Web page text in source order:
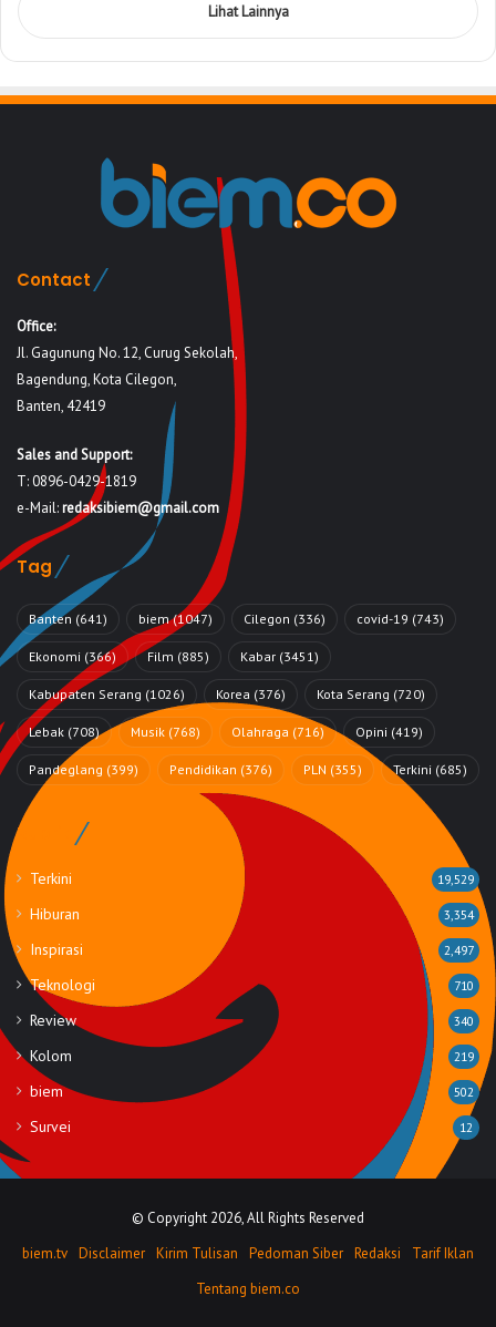
Lihat Lainnya
Contact
Office:
Jl. Gagunung No. 12, Curug Sekolah,
Bagendung, Kota Cilegon,
Banten, 42419
Sales and Support:
T: 0896-0429-1819
e-Mail:redaksibiem@gmail.com
Tag
Banten (641) biem(1047) Cilegon (336) covid-19 (743)
Ekonomi (366) Film (885) Kabar (3451)
Kabupaten Serang (1026) Korea (376) Kota Serang (720)
Lebak (708) Musik (768) Olahraga (716) Opini (419)
Pandeglang (399) Pendidikan (376) PLN (355) Terkini (685)
Rubrik
Terkini 19,529
Hiburan 3,354
Inspirasi 2,497
Teknologi 710
Review 340
Kolom 219
biem 502
Survei 12
© Copyright 2026, All Rights Reserved
biem.tv Disclaimer Kirim Tulisan Pedoman Siber Redaksi
Tarif Iklan
Tentang biem.co